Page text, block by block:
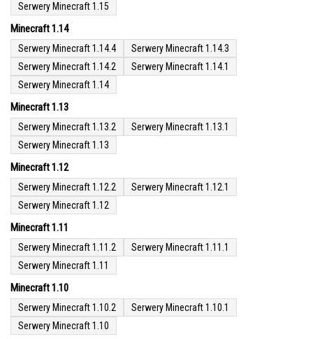
Serwery Minecraft 1.15
Minecraft 1.14
Serwery Minecraft 1.14.4
Serwery Minecraft 1.14.3
Serwery Minecraft 1.14.2
Serwery Minecraft 1.14.1
Serwery Minecraft 1.14
Minecraft 1.13
Serwery Minecraft 1.13.2
Serwery Minecraft 1.13.1
Serwery Minecraft 1.13
Minecraft 1.12
Serwery Minecraft 1.12.2
Serwery Minecraft 1.12.1
Serwery Minecraft 1.12
Minecraft 1.11
Serwery Minecraft 1.11.2
Serwery Minecraft 1.11.1
Serwery Minecraft 1.11
Minecraft 1.10
Serwery Minecraft 1.10.2
Serwery Minecraft 1.10.1
Serwery Minecraft 1.10